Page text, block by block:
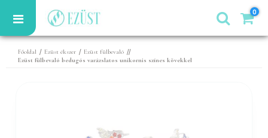
0
Főoldal / Ezüst ékszer / Ezüst fülbevaló //
Ezüst fülbevaló bedugós varázslatos unikornis színes kövekkel